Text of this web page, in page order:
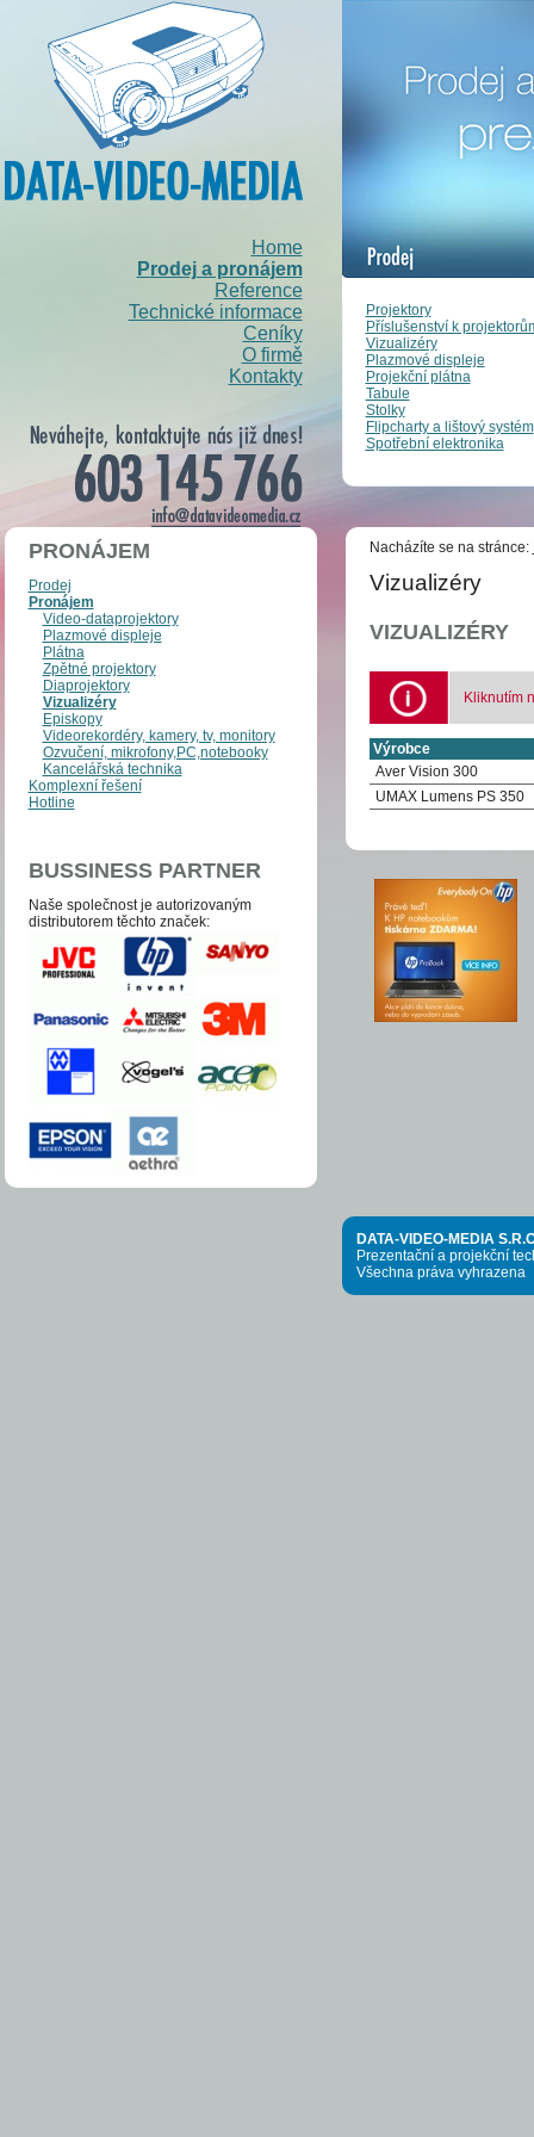
Home
Prodej a pronájem
Reference
Technické informace
Ceníky
O firmě
Kontakty
Projektory
Příslušenství k
Vizualizéry
Plazmové displeje
Projekční plátna
Tabule
Stolky
Flipcharty a lištový systém
Spotřební elektronika
PRONÁJEM
Prodej
Pronájem
Video-dataprojektory
Plazmové displeje
Plátna
Zpětné projektory
Diaprojektory
Vizualizéry
Episkopy
Videorekordéry, kamery, tv, monitory
Ozvučení, mikrofony,PC,notebooky
Kancelářská technika
Komplexní řešení
Hotline
BUSSINESS PARTNER
Naše společnost je auto­­ri­zo­va­ným
distri­bu­to­­rem těchto zna­ček:
Nacházíte se na stránce:
Vizualizéry
VIZUALIZÉRY
Kliknutím
Výrobce
Aver Vision 300
UMAX Lumens PS 350
DATA-VIDEO-MEDIA
Prezentační a projekční
Všechna práva vyhrazena